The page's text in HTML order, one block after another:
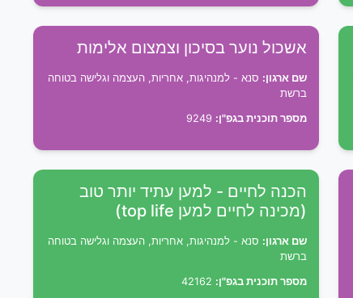
אשכול נוער בסיכון וצמצום אלימות
שם ארגון: סנא - למנהיגות, אחריות, העצמה וגלישה בטוחה
ברשת
מספר תוכנית בגפ"ן:
הכנה לחיים - למען עתיד יותר טוב
(מכינה לחיים למען top life)
שם ארגון: סנא - למנהיגות, אחריות, העצמה וגלישה בטוחה
ברשת
מספר תוכנית בגפ"ן: